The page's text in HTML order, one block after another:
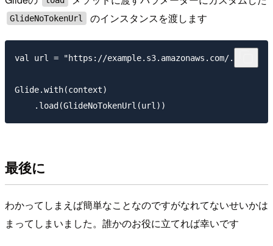
GlideNoTokenUrl のインスタンスを渡します
val url = "https://example.s3.amazonaws.com/...."
Glide.with(context)
最後に
わかってしまえば簡単なことなのですがなれてないせいかは
まってしまいました。誰かのお役に立てれば幸いです